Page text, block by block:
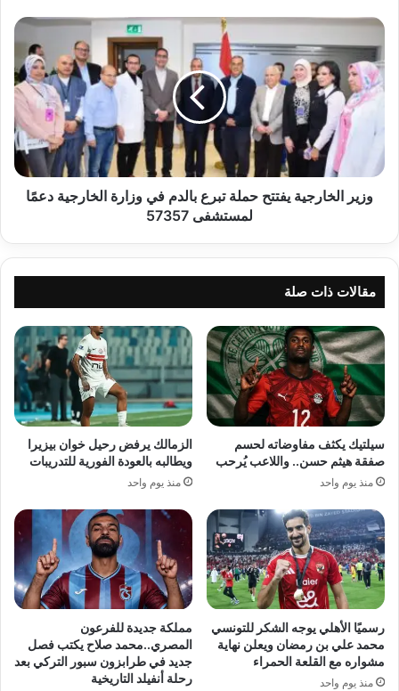
وزير
الخارجية
يفتتح
حملة
تبرع
في
وزارة
الخارجية
دعمًا
وزير الخارجية يفتتح حملة تبرع بالدم في وزارة الخارجية دعمًا
لمستشفى 57357
مقالات ذات صلة
سيلتيك يكثف مفاوضاته لحسم
صفقة هيثم حسن.. واللاعب يُرحب
منذ يوم واحد
الزمالك يرفض رحيل خوان بيزيرا
ويطالبه بالعودة الفورية للتدريبات
منذ يوم واحد
رسميًا الأهلي يوجه الشكر للتونسي
محمد علي بن رمضان ويعلن نهاية
مشواره مع القلعة الحمراء
منذ يوم واحد
مملكة جديدة للفرعون
المصري..محمد صلاح يكتب فصل
جديد في طرابزون سبور التركي بعد
رحلة أنفيلد التاريخية